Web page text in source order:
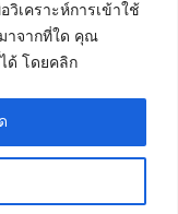
เคราะห์การเข้าใช้
าจากที่ใด คุณ
ด้ โดยคลิก
94 ถนน
วศ